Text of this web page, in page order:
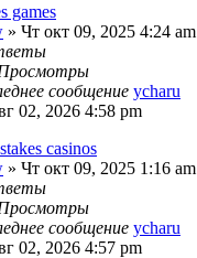
games
» Чт окт 09, 2025 4:24 am
сообщение ycharu
02, 2026 4:58 pm
casinos
» Чт окт 09, 2025 1:16 am
сообщение ycharu
02, 2026 4:57 pm